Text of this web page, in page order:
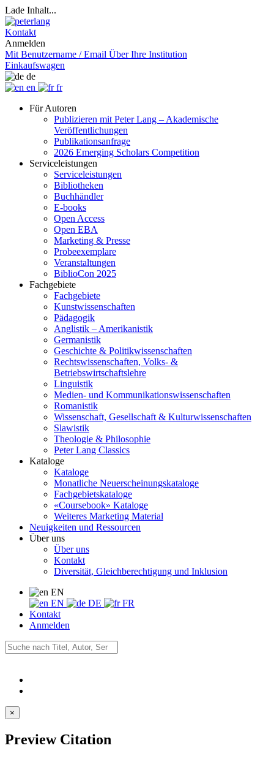
Lade Inhalt...
Kontakt
Anmelden
Mit Benutzername / Email Über Ihre Institution
Einkaufswagen
de
en
fr
Für Autoren
Publizieren mit Peter Lang – Akademische
Veröffentlichungen
Publikationsanfrage
2026 Emerging Scholars Competition
Serviceleistungen
Serviceleistungen
Bibliotheken
Buchhändler
E-books
Open Access
Open EBA
Marketing & Presse
Probeexemplare
Veranstaltungen
BiblioCon 2025
Fachgebiete
Fachgebiete
Kunstwissenschaften
Pädagogik
Anglistik – Amerikanistik
Germanistik
Geschichte & Politikwissenschaften
Rechtswissenschaften, Volks- &
Betriebswirtschaftslehre
Linguistik
Medien- und Kommunikationswissenschaften
Romanistik
Wissenschaft, Gesellschaft & Kulturwissenschaften
Slawistik
Theologie & Philosophie
Peter Lang Classics
Kataloge
Kataloge
Monatliche Neuerscheinungskataloge
Fachgebietskataloge
«Coursebook» Kataloge
Weiteres Marketing Material
Neuigkeiten und Ressourcen
Über uns
Über uns
Kontakt
Diversität, Gleichberechtigung und Inklusion
EN
EN
DE
FR
Kontakt
Anmelden